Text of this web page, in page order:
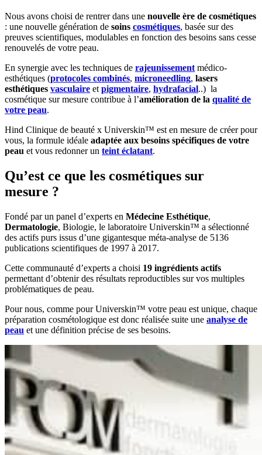
Nous avons choisi de rentrer dans une nouvelle ère de cosmétiques
: une nouvelle génération de soins cosmétiques, basée sur des
preuves scientifiques, modulables en fonction des besoins sans cesse
renouvelés de votre peau.
En synergie avec les techniques de rajeunissement médico-
esthétiques (protocoles combinés, microneedling, lasers
esthétiques vasculaire et pigmentaire, hydrafacial..) la
cosmétique sur mesure contribue à l’amélioration de la qualité de
votre peau.
Hind Clinique de beauté x Universkin™ est en mesure de créer pour
vous, la formule idéale adaptée aux besoins spécifiques de votre
peau et vous redonner un teint éclatant.
Qu’est ce que les cosmétiques sur
mesure ?
Fondé par un panel d’experts en Médecine Esthétique,
Dermatologie, Biologie, le laboratoire Universkin™ a sélectionné
des actifs purs issus d’une gigantesque méta-analyse de 5136
publications scientifiques de 1997 à 2017.
Cette communauté d’experts a choisi 19 ingrédients actifs
permettant d’obtenir des résultats reproductibles sur vos multiples
problématiques de peau.
Pour nous, comme pour Universkin™ votre peau est unique, chaque
préparation cosmétologique est donc réalisée suite une analyse de
peau et une définition précise de ses besoins.